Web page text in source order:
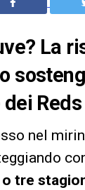
La
Reds
nel
o tre